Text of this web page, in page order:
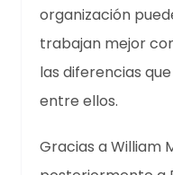
organización
trabajan mejor
las diferencias
entre ellos.
Gracias a William